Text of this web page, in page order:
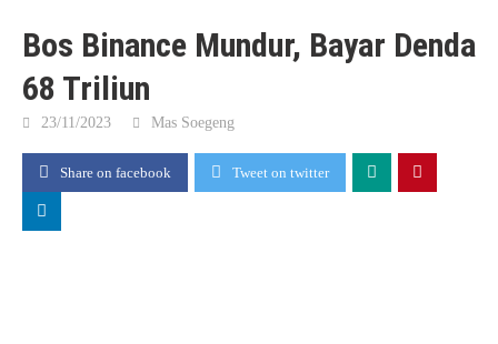
Bos Binance Mundur, Bayar Denda
68 Triliun
23/11/2023 Mas Soegeng
Share on facebook Tweet on twitter